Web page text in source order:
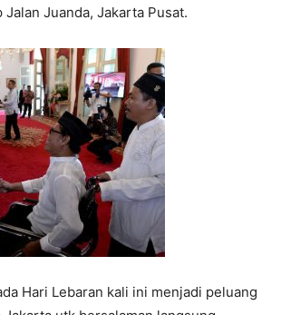
Jalan Juanda, Jakarta Pusat.
Hari Lebaran kali ini menjadi peluang